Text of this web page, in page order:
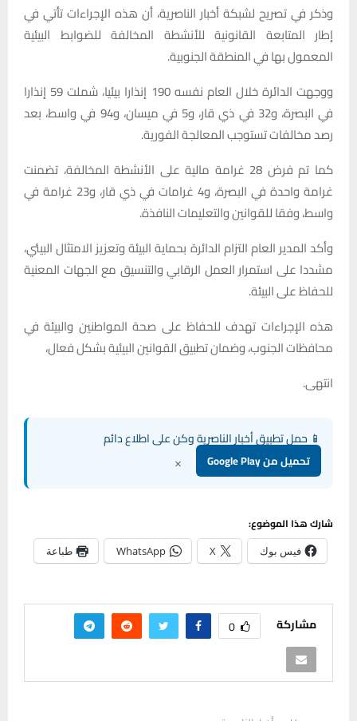
وذكر في تصريح لشبكة أخبار الناصرية، أن هذه الإجراءات تأتي في
إطار المتابعة القانونية للأنشطة المخالفة للضوابط البيئية
المعمول بها في المنطقة الجنوبية.
ووجهت الدائرة خلال العام نفسه 190 إنذارا بيئيا، شملت 59 إنذارا
في البصرة، و32 في ذي قار، و5 في ميسان، و94 في واسط، بعد
رصد مخالفات تستوجب المعالجة الفورية.
كما تم فرض 28 غرامة مالية على الأنشطة المخالفة، تضمنت
غرامة واحدة في البصرة، و4 غرامات في ذي قار، و23 غرامة في
واسط، وفقا للقوانين والتعليمات النافذة.
وأكد المدير العام التزام الدائرة بحماية البيئة وتعزيز الامتثال البيئي،
مشددا على استمرار العمل الرقابي والتنسيق مع الجهات المعنية
للحفاظ على البيئة.
هذه الإجراءات تهدف للحفاظ على صحة المواطنين والبيئة في
محافظات الجنوب، وضمان تطبيق القوانين البيئية بشكل فعال،
انتهى.
📱 حمل تطبيق أخبار الناصرية وكن على اطلاع دائم
تحميل من Google Play ×
شارك هذا الموضوع:
فيس بوك X
WhatsApp طباعة
مشاركة 0